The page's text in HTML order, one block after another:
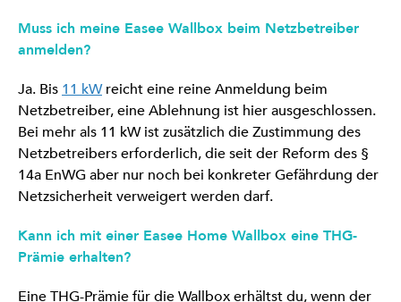
Muss ich meine Easee Wallbox beim Netzbetreiber
anmelden?
Ja. Bis 11 kWreicht eine reine Anmeldung beim
Netzbetreiber, eine Ablehnung ist hier ausgeschlossen.
Bei mehr als 11 kW ist zusätzlich die Zustimmung des
Netzbetreibers erforderlich, die seit der Reform des §
14a EnWG aber nur noch bei konkreter Gefährdung der
Netzsicherheit verweigert werden darf.
Kann ich mit einer Easee Home Wallbox eine THG-
Prämie erhalten?
Eine THG-Prämie für die Wallbox erhältst du, wenn der